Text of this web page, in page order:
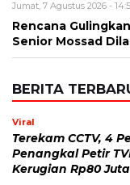
Terekam CCTV, 4
Penangkal Petir
Kerugian Rp80 Juta
Sabtu, 8 Agu 2026 - 22:27
Keuangan
Emas Antam
Gram Nyaris Rp2,7
Naik Rp50 Ribu
Sabtu, 8 Agu 2026 - 22:09
Teknologi